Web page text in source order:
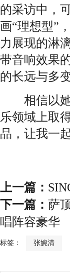
的采访中，
画“理想型”
力展现的淋
带音响效果
的长远与多变
相信以她
乐领域上取
品，让我一
上一篇：
下一篇： 萨
唱阵容豪华
标签： 张婉清